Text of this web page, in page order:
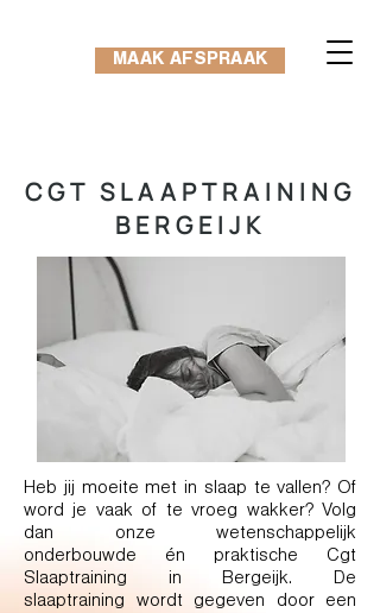
MAAK AFSPRAAK
CGT SLAAPTRAINING
BERGEIJK
Heb jij moeite met in slaap te vallen? Of
word je vaak of te vroeg wakker? Volg
dan onze wetenschappelijk
onderbouwde én praktische Cgt
Slaaptraining in Bergeijk. De
slaaptraining wordt gegeven door een